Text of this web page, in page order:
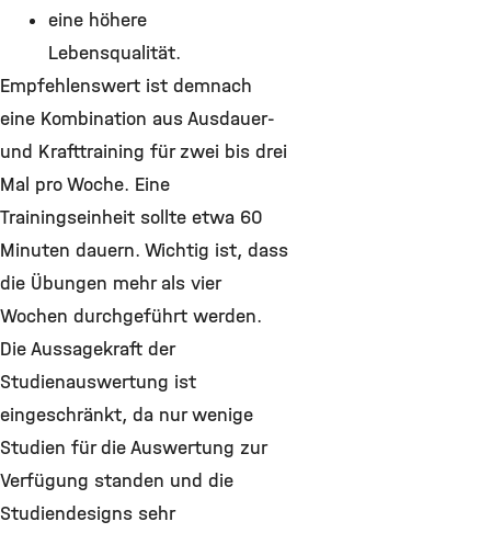
eine höhere
Lebensqualität.
Empfehlenswert ist demnach
eine Kombination aus Ausdauer-
und Krafttraining für zwei bis drei
Mal pro Woche. Eine
Trainingseinheit sollte etwa 60
Minuten dauern. Wichtig ist, dass
die Übungen mehr als vier
Wochen durchgeführt werden.
Die Aussagekraft der
Studienauswertung ist
eingeschränkt, da nur wenige
Studien für die Auswertung zur
Verfügung standen und die
Studiendesigns sehr